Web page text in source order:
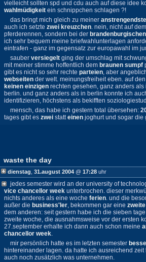
vielleicht sollten spd und cdu auch auf diese idee
wahlmüdigkeit ein schnippchen schlagen ?!
das bringt mich gleich zu meiner
auch ich setzte zwei kreuzchen. nein, nicht auf
pferderennen, sondern bei der
ich sehr bequem meine briefwahlunterlagen
eintrafen - ganz im gegensatz zur europawahl im
sauber versiegelt ging der umschlag mit
mit meiner stimme hoffentlich dem braunen sumpf
gibt es nicht so sehr rechte parteien, aber
webseiten der welt. meinungsfreiheit eben. auf
keinen einzigen rechten gesehen, ganz anders
berlin. und ganz anders als in berlin konnte ich
identifizieren, höchstens als bekifften
mensch, das habe ich gestern total übersehen:
tages gibt es zwei statteinen joghurt und sogar die
waste the day
dienstag 31.august 2004 @ 17:28 uhr
jedes semester wird an der university of
vice chancellor week unterbrochen. dieser
nichts anderes als eine woche ferien. und die
außer die business'ler, bekommen gar eine zweite
dem anderen: seit gestern habe ich die sieben tage
zweite woche, die ausnahmsweise vor der ersten
27.september erhalte ich dann auch schon meine
chancellor week.
mir persönlich hatte es im letzten semester
hintereinander lagen. da hatte ich ausreichend zeit
auch noch zusätzlich was unternehmen.